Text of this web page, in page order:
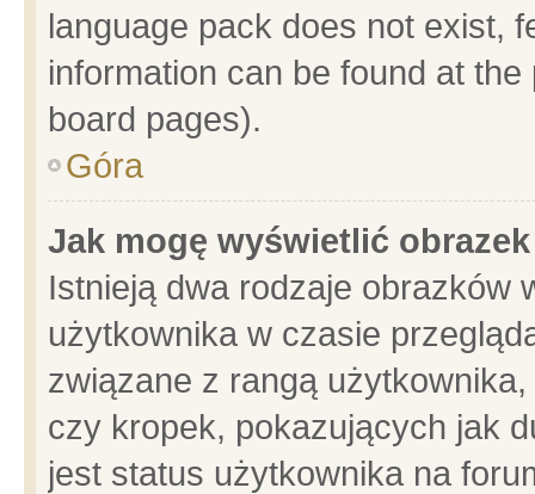
language pack does not exist,
information can be found at
board pages).
Góra
Jak mogę wyświetlić
Istnieją dwa rodzaje obrazków
użytkownika w czasie
związane z rangą
czy kropek, pokazujących jak
jest status użytkownika na